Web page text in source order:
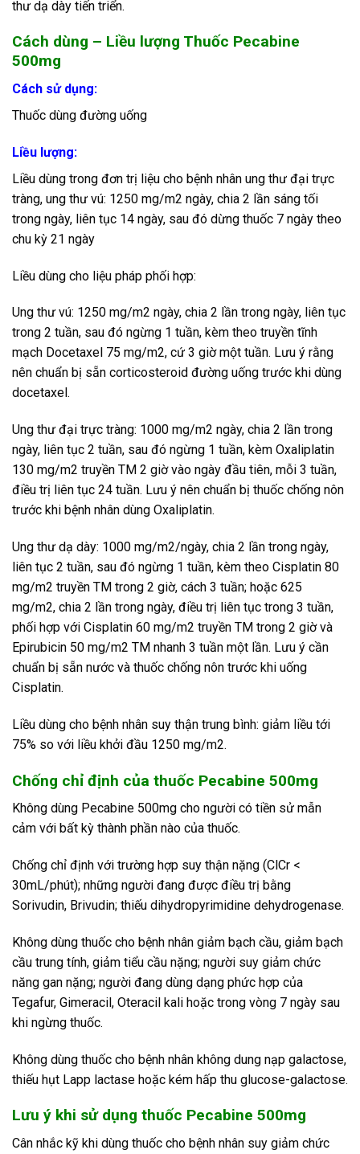
thư dạ dày tiến triển.
Cách dùng – Liều lượng Thuốc Pecabine
500mg
Cách sử dụng:
Thuốc dùng đường uống
Liều lượng:
Liều dùng trong đơn trị liệu cho bệnh nhân ung thư đại trực
tràng, ung thư vú: 1250 mg/m2 ngày, chia 2 lần sáng tối
trong ngày, liên tục 14 ngày, sau đó dừng thuốc 7 ngày theo
chu kỳ 21 ngày
Liều dùng cho liệu pháp phối hợp:
Ung thư vú: 1250 mg/m2 ngày, chia 2 lần trong ngày, liên tục
trong 2 tuần, sau đó ngừng 1 tuần, kèm theo truyền tĩnh
mạch Docetaxel 75 mg/m2, cứ 3 giờ một tuần. Lưu ý rằng
nên chuẩn bị sẵn corticosteroid đường uống trước khi dùng
docetaxel.
Ung thư đại trực tràng: 1000 mg/m2 ngày, chia 2 lần trong
ngày, liên tục 2 tuần, sau đó ngừng 1 tuần, kèm Oxaliplatin
130 mg/m2 truyền TM 2 giờ vào ngày đầu tiên, mỗi 3 tuần,
điều trị liên tục 24 tuần. Lưu ý nên chuẩn bị thuốc chống nôn
trước khi bệnh nhân dùng Oxaliplatin.
Ung thư dạ dày: 1000 mg/m2/ngày, chia 2 lần trong ngày,
liên tục 2 tuần, sau đó ngừng 1 tuần, kèm theo Cisplatin 80
mg/m2 truyền TM trong 2 giờ, cách 3 tuần; hoặc 625
mg/m2, chia 2 lần trong ngày, điều trị liên tục trong 3 tuần,
phối hợp với Cisplatin 60 mg/m2 truyền TM trong 2 giờ và
Epirubicin 50 mg/m2 TM nhanh 3 tuần một lần. Lưu ý cần
chuẩn bị sẵn nước và thuốc chống nôn trước khi uống
Cisplatin.
Liều dùng cho bệnh nhân suy thận trung bình: giảm liều tới
75% so với liều khởi đầu 1250 mg/m2.
Chống chỉ định của thuốc Pecabine 500mg
Không dùng Pecabine 500mg cho người có tiền sử mẫn
cảm với bất kỳ thành phần nào của thuốc.
Chống chỉ định với trường hợp suy thận nặng (ClCr <
30mL/phút); những người đang được điều trị bằng
Sorivudin, Brivudin; thiếu dihydropyrimidine dehydrogenase.
Không dùng thuốc cho bệnh nhân giảm bạch cầu, giảm bạch
cầu trung tính, giảm tiểu cầu nặng; người suy giảm chức
năng gan nặng; người đang dùng dạng phức hợp của
Tegafur, Gimeracil, Oteracil kali hoặc trong vòng 7 ngày sau
khi ngừng thuốc.
Không dùng thuốc cho bệnh nhân không dung nạp galactose,
thiếu hụt Lapp lactase hoặc kém hấp thu glucose-galactose.
Lưu ý khi sử dụng thuốc Pecabine 500mg
Cân nhắc kỹ khi dùng thuốc cho bệnh nhân suy giảm chức